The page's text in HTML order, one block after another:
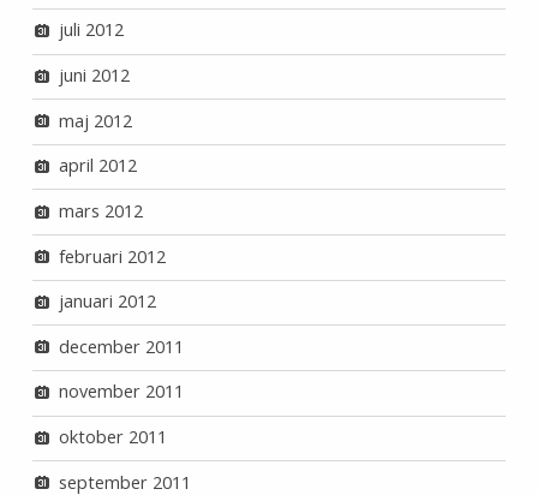
juli 2012
juni 2012
maj 2012
april 2012
mars 2012
februari 2012
januari 2012
december 2011
november 2011
oktober 2011
september 2011